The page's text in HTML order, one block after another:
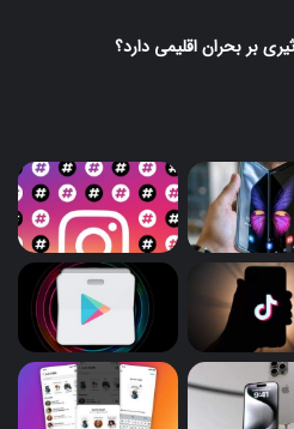
بر بحران اقلیمی دارد؟